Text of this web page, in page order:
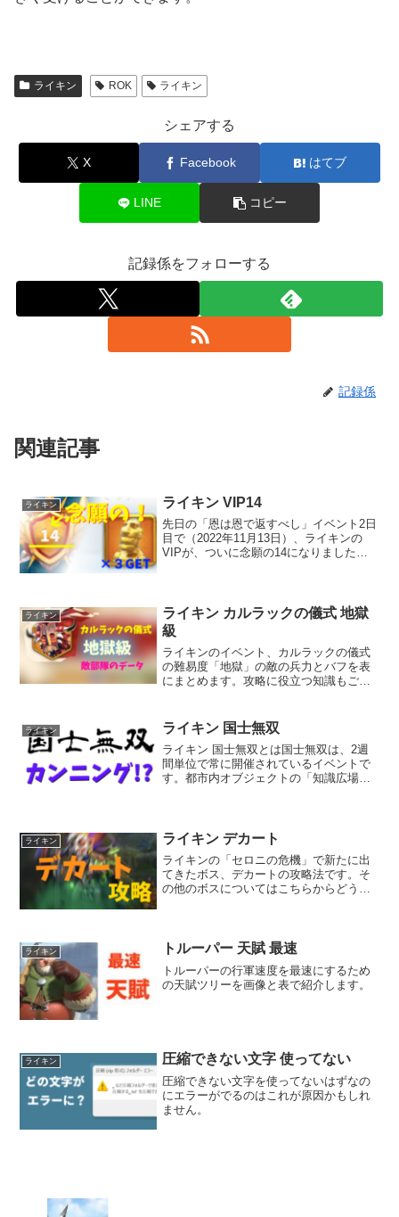
ライキン ROK ライキン
シェアする
X Facebook はてブ
LINE コピー
記録係をフォローする
記録係
関連記事
ライキン ライキン VIP14
先日の「恩は恩で返すべし」イベント2日
目で（2022年11月13日）、ライキンの
VIPが、ついに念願の14になりました。
きたのか？...
ライキン
ライキン カルラックの儀式 地獄
級
ライキンのイベント、カルラックの儀式
の難易度「地獄」の敵の兵力とバフを表
にまとめます。攻略に役立つ知識もご紹
ライキン ライキン 国士無双
ライキン 国士無双とは国士無双は、2週
間単位で常に開催されているイベントで
す。都市内オブジェクトの「知識広場」
ができます。ライキン...
ライキン ライキン デカート
ライキンの「セロニの危機」で新たに出
てきたボス、デカートの攻略法です。そ
の他のボスについてはこちらからどう
が生き残って、その2人が...
ライキン トルーパー 天賦 最速
トルーパーの行軍速度を最速にするため
の天賦ツリーを画像と表で紹介します。
ライキン 圧縮できない文字 使ってない
圧縮できない文字を使ってないはずなの
にエラーがでるのはこれが原因かもしれ
ません。